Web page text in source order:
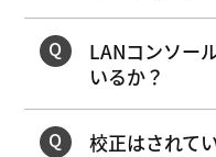
LANコンソー
いるか？
校正はされて